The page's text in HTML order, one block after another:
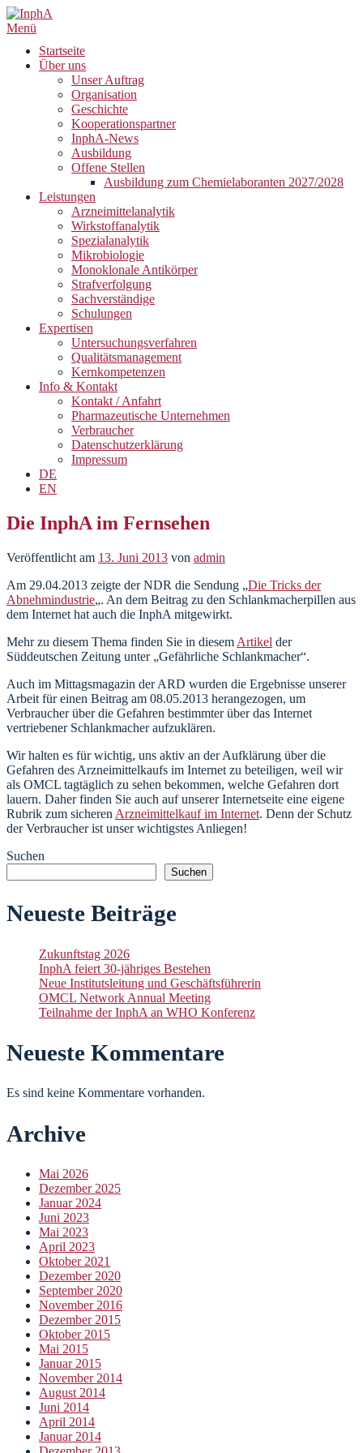
Zum
Inhalt
Menü
Startseite
Über uns
Unser Auftrag
Organisation
Geschichte
Kooperationspartner
InphA-News
Ausbildung
Offene Stellen
Ausbildung zum Chemielaboranten 2027/2028
Leistungen
Arzneimittelanalytik
Wirkstoffanalytik
Spezialanalytik
Mikrobiologie
Monoklonale Antikörper
Strafverfolgung
Sachverständige
Schulungen
Expertisen
Untersuchungsverfahren
Qualitätsmanagement
Kernkompetenzen
Info & Kontakt
Kontakt / Anfahrt
Pharmazeutische Unternehmen
Verbraucher
Datenschutzerklärung
Impressum
DE
EN
Die InphA im Fernsehen
Veröffentlicht am 13. Juni 2013 von admin
Am 29.04.2013 zeigte der NDR die Sendung „Die Tricks der
Abnehmindustrie„. An dem Beitrag zu den Schlankmacherpillen aus
dem Internet hat auch die InphA mitgewirkt.
Mehr zu diesem Thema finden Sie in diesem Artikel der
Süddeutschen Zeitung unter „Gefährliche Schlankmacher“.
Auch im Mittagsmagazin der ARD wurden die Ergebnisse unserer
Arbeit für einen Beitrag am 08.05.2013 herangezogen, um
Verbraucher über die Gefahren bestimmter über das Internet
vertriebener Schlankmacher aufzuklären.
Wir halten es für wichtig, uns aktiv an der Aufklärung über die
Gefahren des Arzneimittelkaufs im Internet zu beteiligen, weil wir
als OMCL tagtäglich zu sehen bekommen, welche Gefahren dort
lauern. Daher finden Sie auch auf unserer Internetseite eine eigene
Rubrik zum sicheren Arzneimittelkauf im Internet. Denn der Schutz
der Verbraucher ist unser wichtigstes Anliegen!
Suchen
Suchen
Neueste Beiträge
Zukunftstag 2026
InphA feiert 30-jähriges Bestehen
Neue Institutsleitung und Geschäftsführerin
OMCL Network Annual Meeting
Teilnahme der InphA an WHO Konferenz
Neueste Kommentare
Es sind keine Kommentare vorhanden.
Archive
Mai 2026
Dezember 2025
Januar 2024
Juni 2023
Mai 2023
April 2023
Oktober 2021
Dezember 2020
September 2020
November 2016
Dezember 2015
Oktober 2015
Mai 2015
Januar 2015
November 2014
August 2014
Juni 2014
April 2014
Januar 2014